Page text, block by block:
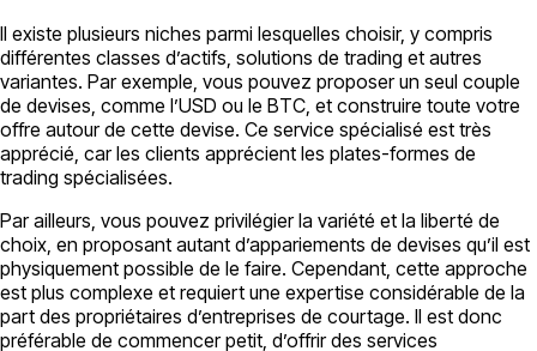
Il existe plusieurs niches parmi lesquelles choisir, y compris
différentes classes d’actifs, solutions de trading et autres
variantes. Par exemple, vous pouvez proposer un seul couple
de devises, comme l’USD ou le BTC, et construire toute votre
offre autour de cette devise. Ce service spécialisé est très
apprécié, car les clients apprécient les plates-formes de
trading spécialisées.
Par ailleurs, vous pouvez privilégier la variété et la liberté de
choix, en proposant autant d’appariements de devises qu’il est
physiquement possible de le faire. Cependant, cette approche
est plus complexe et requiert une expertise considérable de la
part des propriétaires d’entreprises de courtage. Il est donc
préférable de commencer petit, d’offrir des services